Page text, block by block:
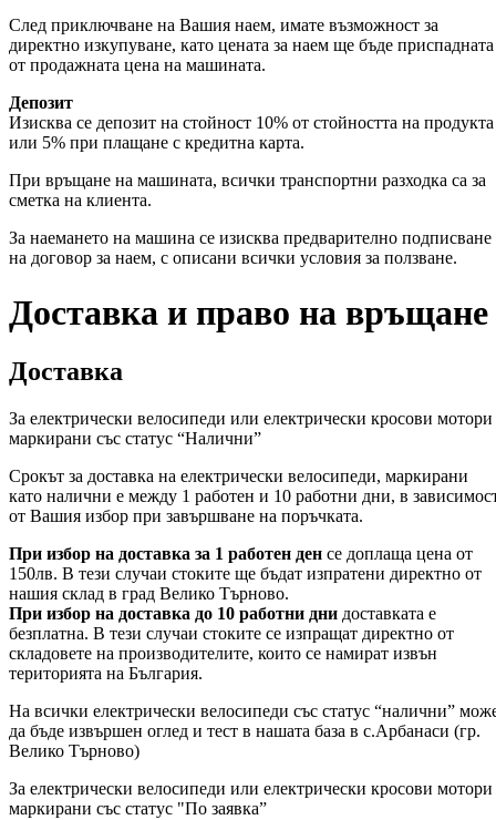
След приключване на Вашия наем, имате възможност за
директно изкупуване, като цената за наем ще бъде приспадната
от продажната цена на машината.
Депозит
Изисква се депозит на стойност 10% от стойността на продукта
или 5% при плащане с кредитна карта.
При връщане на машината, всички транспортни разходка са за
сметка на клиента.
За наемането на машина се изисква предварително подписване
на договор за наем, с описани всички условия за ползване.
Доставка и право на връщане
Доставка
За електрически велосипеди или електрически кросови мотори
маркирани със статус “Налични”
Срокът за доставка на електрически велосипеди, маркирани
като налични е между 1 работен и 10 работни дни, в
от Вашия избор при завършване на поръчката.
При избор на доставка за 1 работен ден се доплаща цена от
150лв. В тези случаи стоките ще бъдат изпратени директно от
нашия склад в град Велико Търново.
При избор на доставка до 10 работни дни доставката е
безплатна. В тези случаи стоките се изпращат директно от
складовете на производителите, които се намират извън
територията на България.
На всички електрически велосипеди със статус “налични”
да бъде извършен оглед и тест в нашата база в с.Арбанаси (гр.
Велико Търново)
За електрически велосипеди или електрически кросови мотори
маркирани със статус "По заявка”